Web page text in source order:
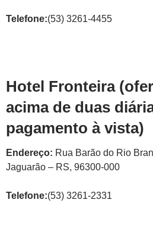
Telefone:(53) 3261-4455
Hotel Fronteira
acima de duas
pagamento à vista)
Endereço: Rua Barão do Rio
Jaguarão – RS, 96300-000
Telefone:(53) 3261-2331